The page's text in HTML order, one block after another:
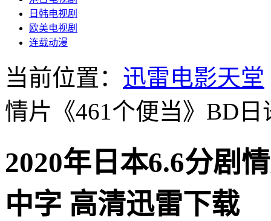
日韩电视剧
欧美电视剧
连载动漫
当前位置： 迅雷电影天堂
情片《461个便当》BD日
2020年日本6.6分剧
中字 高清迅雷下载